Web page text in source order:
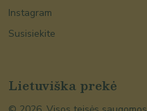
Lietuviška prekė
Instagram
Susisiekite